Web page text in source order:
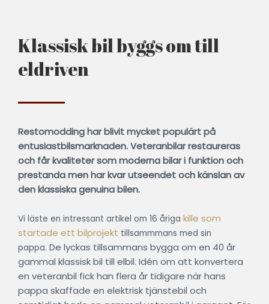
Klassisk bil byggs om till
eldriven
Restomodding har blivit mycket populärt på
entusiastbilsmarknaden. Veteranbilar restaureras
och får kvaliteter som moderna bilar i funktion och
prestanda men har kvar utseendet och känslan av
den klassiska genuina bilen.
Vi läste en intressant artikel om 16 åriga kille som
startade ett bilprojekt tillsammmans med sin
pappa. De lyckas tillsammans bygga om en 40 år
gammal klassisk bil till elbil. Idén om att konvertera
en veteranbil fick han flera år tidigare när hans
pappa skaffade en elektrisk tjänstebil och